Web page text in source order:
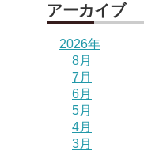
アーカイブ
2026年
8月
7月
6月
5月
4月
3月